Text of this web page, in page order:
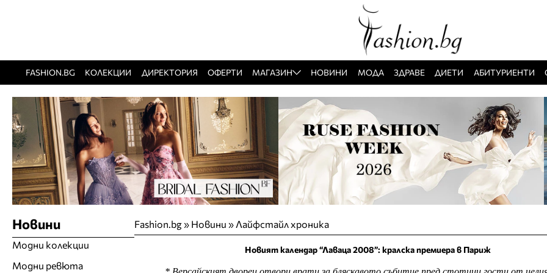
FASHION.BG КОЛЕКЦИИ ДИРЕКТОРИЯ ОФЕРТИ МАГАЗИН НОВИНИ МОДА ЗДРАВЕ ДИЕТИ АБИТУРИЕНТИ
Fashion.bg» Новини » Лайфстайл хроника
Новият календар “Лаваца 2008”: кралска премиера в Париж
Новини
Модни колекции
Модни ревюта